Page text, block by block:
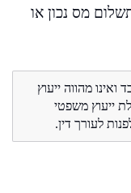
מס נכון או
מהווה ייעוץ
ייעוץ משפטי
לעורך דין.